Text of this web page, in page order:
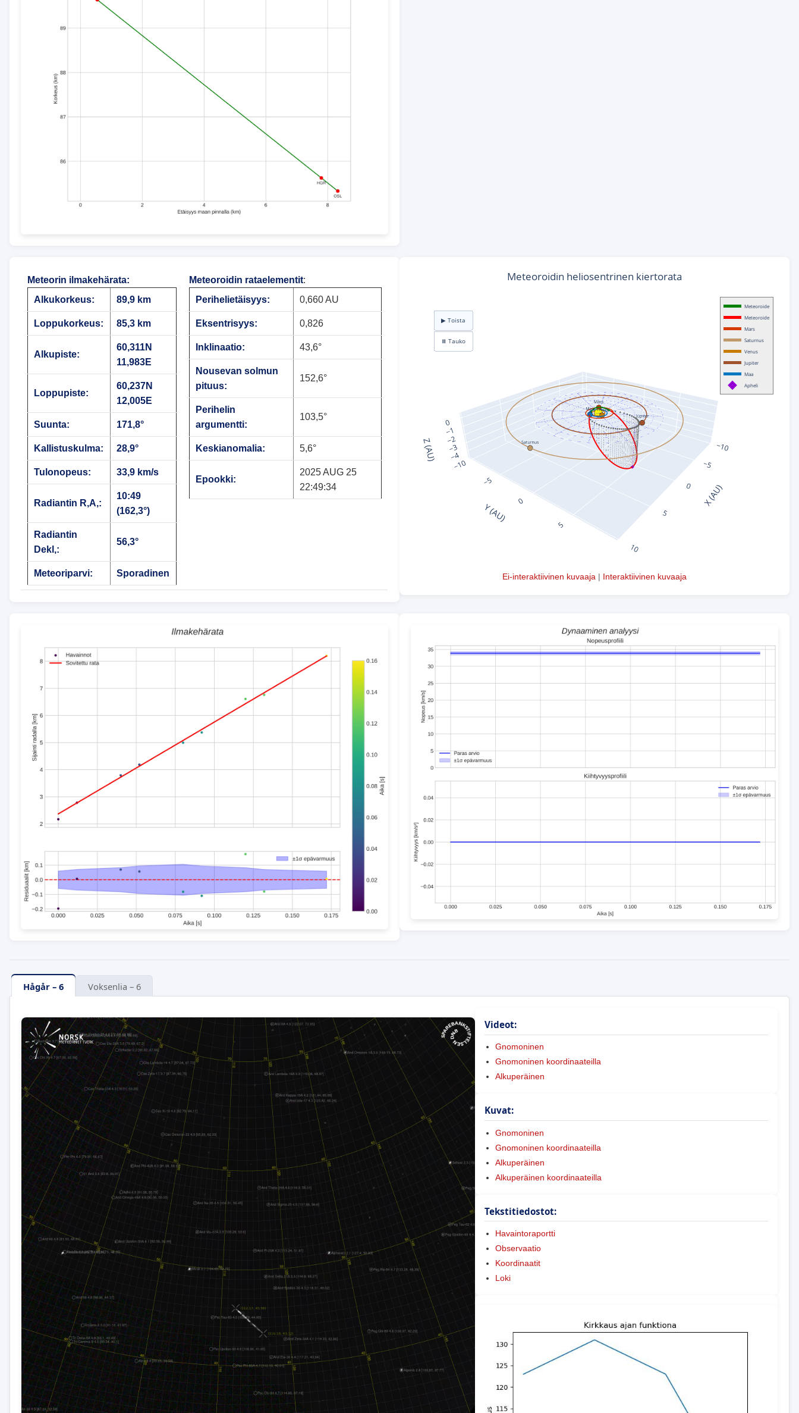
Meteorin ilmakehärata:
Alkukorkeus:
89,9 km
Loppukorkeus: 85,3 km
Alkupiste:
60,311N
11,983E
Loppupiste:
60,237N
12,005E
Suunta: 171,8°
Kallistuskulma: 28,9°
Tulonopeus: 33,9 km/s
Radiantin R,A,:
10:49
(162,3°)
Radiantin
Dekl,:
56,3°
Meteoriparvi: Sporadinen
Meteoroidin rataelementit:
Perihelietäisyys:
0,660 AU
Eksentrisyys: 0,826
Inklinaatio: 43,6°
Nousevan solmun
pituus:
152,6°
Perihelin
argumentti:
103,5°
Keskianomalia: 5,6°
Epookki:
2025 AUG 25
22:49:34
Ei-interaktiivinen kuvaaja | Interaktiivinen kuvaaja
Hågår – 6 Voksenlia – 6
Videot:
Gnomoninen
Gnomoninen koordinaateilla
Alkuperäinen
Kuvat:
Gnomoninen
Gnomoninen koordinaateilla
Alkuperäinen
Alkuperäinen koordinaateilla
Tekstitiedostot:
Havaintoraportti
Observaatio
Koordinaatit
Loki